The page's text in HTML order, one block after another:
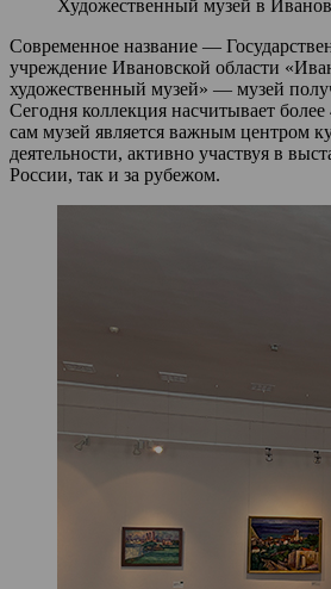
Художественный музей в
Современное название —
учреждение Ивановской области
художественный музей» — музей
Сегодня коллекция насчитывает
сам музей является важным центром
деятельности, активно участвуя в
России, так и за рубежом.